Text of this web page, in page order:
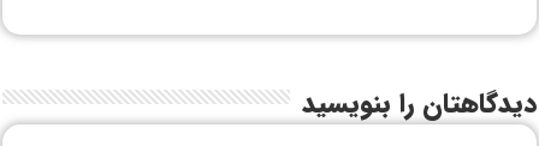
دیدگاهتان را بنویسید